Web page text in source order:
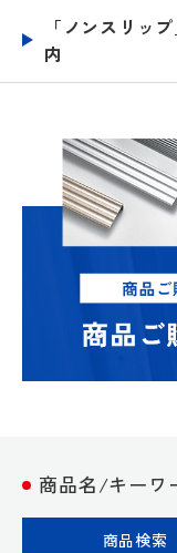
「ノンスリッ
内
商品名/キーワ
商品検索